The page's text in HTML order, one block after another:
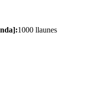
1000 llaunes